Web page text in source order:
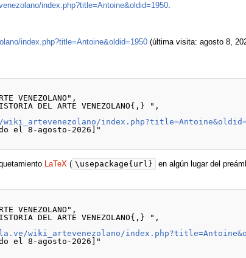
index.php?title=Antoine&oldid=1950.
index.php?title=Antoine&oldid=1950(última visita: agosto 8,
LaTeX ( \usepackage{url}
en algún lugar del
wiki_artevenezolano/